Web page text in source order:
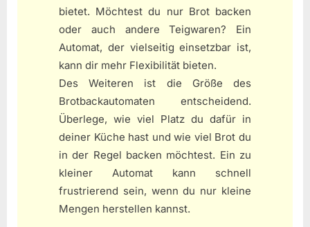
bietet. Möchtest du nur Brot backen
oder auch andere Teigwaren? Ein
Automat, der vielseitig einsetzbar ist,
kann dir mehr Flexibilität bieten.
Des Weiteren ist die Größe des
Brotbackautomaten entscheidend.
Überlege, wie viel Platz du dafür in
deiner Küche hast und wie viel Brot du
in der Regel backen möchtest. Ein zu
kleiner Automat kann schnell
frustrierend sein, wenn du nur kleine
Mengen herstellen kannst.